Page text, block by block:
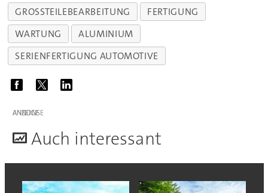
GROSSTEILEBEARBEITUNG
FERTIGUNG
WARTUNG
ALUMINIUM
SERIENFERTIGUNG AUTOMOTIVE
ANZEIGE
Auch interessant